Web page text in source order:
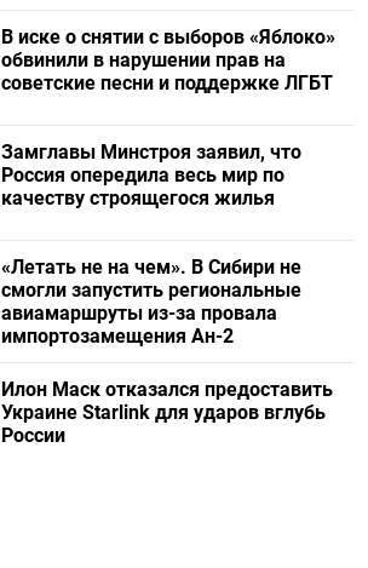
В иске о снятии с выборов «Яблоко»
обвинили в нарушении прав на
советские песни и поддержке ЛГБТ
Замглавы Минстроя заявил, что
Россия опередила весь мир по
качеству строящегося жилья
«Летать не на чем». В Сибири не
смогли запустить региональные
авиамаршруты из-за провала
импортозамещения Ан-2
Илон Маск отказался предоставить
Украине Starlink для ударов вглубь
России